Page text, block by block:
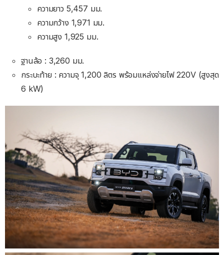
ความยาว 5,457 มม.
ความกว้าง 1,971 มม.
ความสูง 1,925 มม.
ฐานล้อ : 3,260 มม.
กระบะท้าย : ความจุ 1,200 ลิตร พร้อมแหล่งจ่ายไฟ 220V (สูงสุด
6 kW)